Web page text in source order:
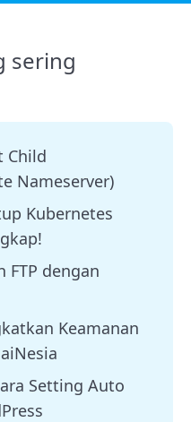
sering
Child
Nameserver)
Kubernetes
FTP dengan
Keamanan
Setting Auto